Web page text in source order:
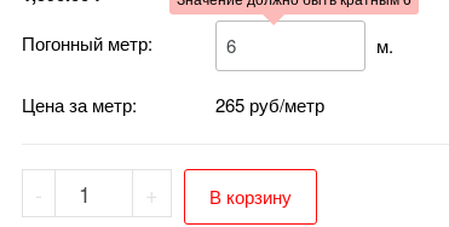
Погонный метр: м.
Цена за метр: 265 руб/метр
-
Количество
товара
+ В корзину